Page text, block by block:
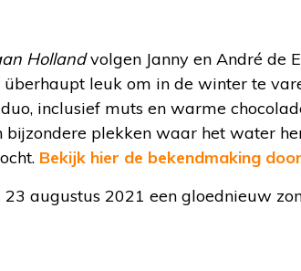
Hollandvolgen Janny en André de
leuk om in de winter te
inclusief muts en warme
plekken waar het water
Bekijk hier de bekendmaking
augustus 2021 een gloednieuw